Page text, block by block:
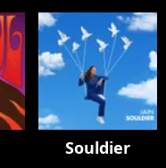
Souldier